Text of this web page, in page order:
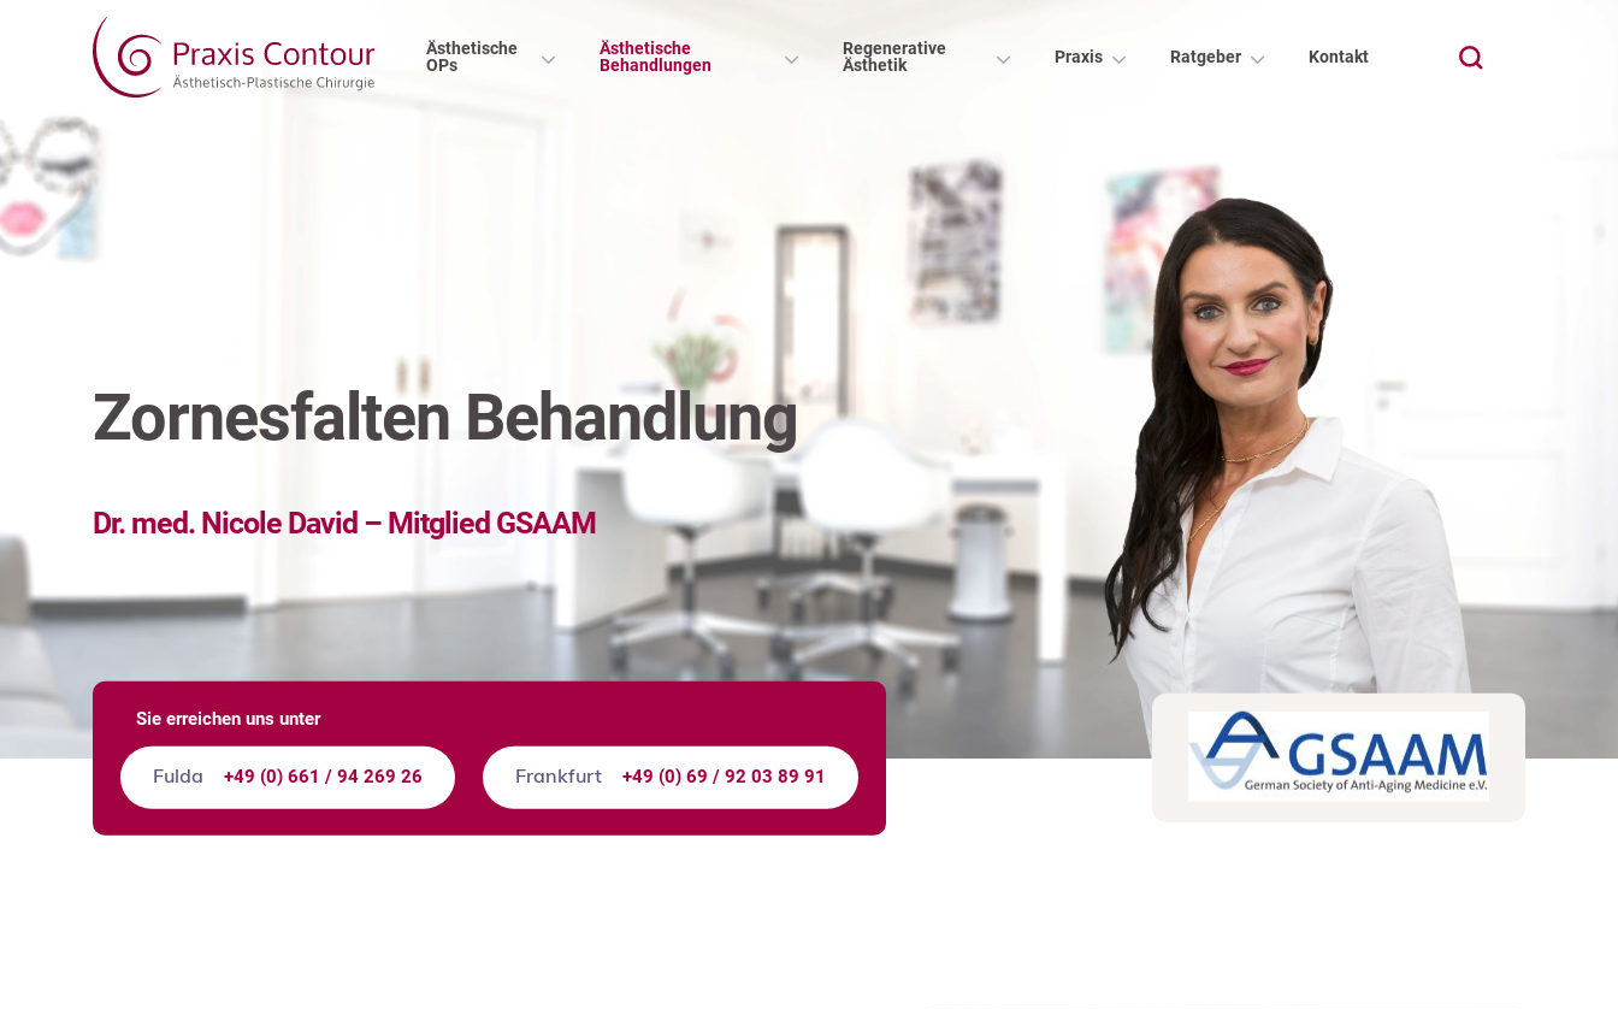
Ästhetische
OPs
Ästhetische
Behandlungen
Regenerative
Ästhetik
Praxis Ratgeber Kontakt
Zornesfalten Behandlung
Dr. med. Nicole David – Mitglied GSAAM
Sie erreichen uns unter
Fulda +49 (0) 661 / 94 269 26 Frankfurt +49 (0) 69 / 92 03 89 91